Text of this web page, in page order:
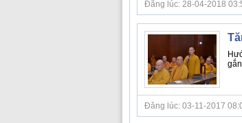
Đăng lúc: 28-04-2018
Đăng lúc: 03-11-2017